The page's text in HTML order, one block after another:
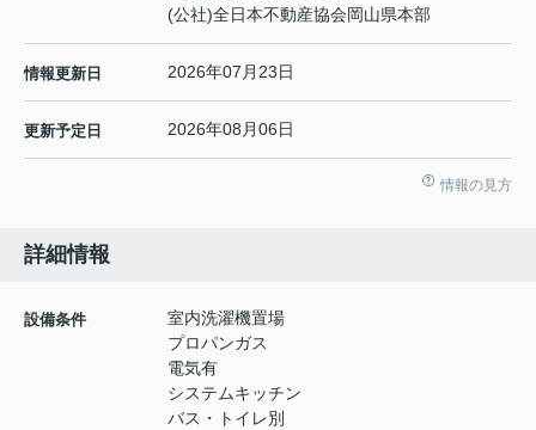
(公社)全日本不動産協会岡山県本部
情報更新日 2026年07月23日
更新予定日 2026年08月06日
情報の見方
詳細情報
設備条件
室内洗濯機置場
プロパンガス
電気有
システムキッチン
バス・トイレ別